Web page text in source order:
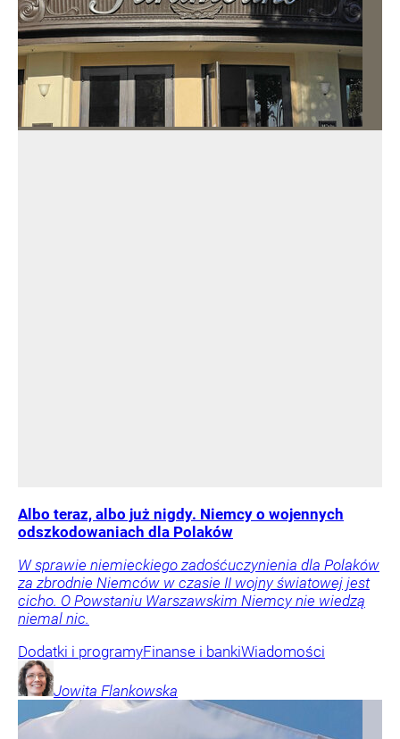
Albo teraz, albo już nigdy. Niemcy o wojennych
odszkodowaniach dla Polaków
W sprawie niemieckiego zadośćuczynienia dla Polaków
za zbrodnie Niemców w czasie II wojny światowej jest
cicho. O Powstaniu Warszawskim Niemcy nie wiedzą
niemal nic.
Dodatki i programyFinanse i bankiWiadomości
Jowita Flankowska